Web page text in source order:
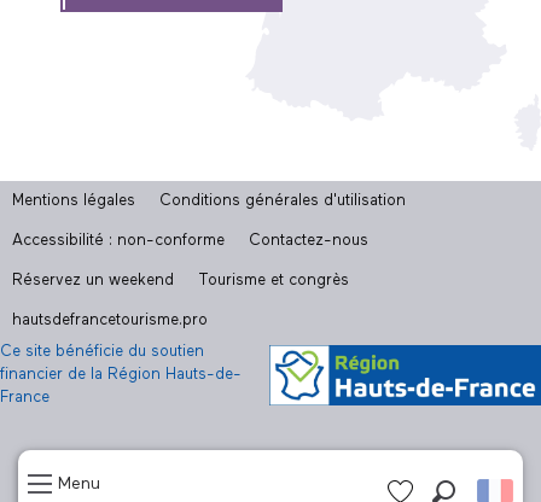
Menu
Mentions légales Conditions générales d'utilisation
Accessibilité : non-conforme Contactez-nous
Réservez un weekend Tourisme et congrès
hautsdefrancetourisme.pro
Ce site bénéficie du soutien
financier de la Région Hauts-de-
France